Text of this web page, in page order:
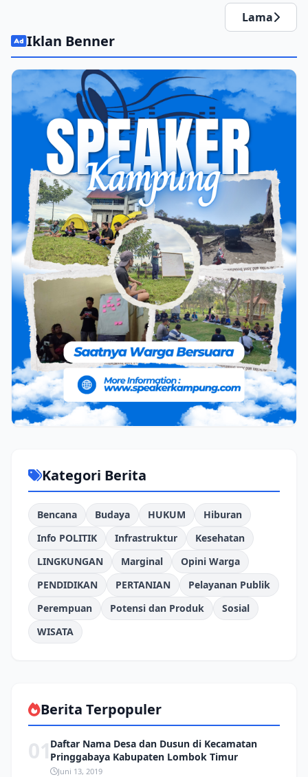
Lama
Iklan Benner
Kategori Berita
Bencana Budaya HUKUM
Hiburan
Info POLITIK
Infrastruktur
Kesehatan
LINGKUNGAN
Marginal
Opini Warga
PENDIDIKAN
PERTANIAN
Pelayanan Publik
Perempuan
Potensi dan Produk
Sosial
WISATA
Berita Terpopuler
01Daftar Nama Desa dan Dusun di Kecamatan
Pringgabaya Kabupaten Lombok Timur
Juni 13, 2019